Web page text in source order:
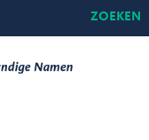
ZOEKEN